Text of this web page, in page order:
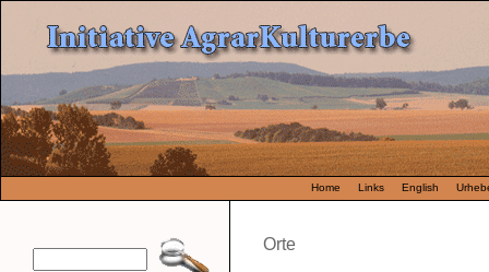
Home Links English
Orte